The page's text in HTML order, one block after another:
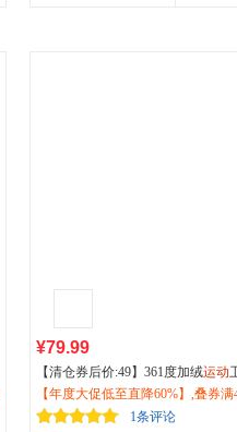
¥79.99
【清仓券后价:49】361度加绒运动
衣女2026春秋季宽松休闲保暖比热
休闲上衣662544805
【年度大促低至直降60%】,叠券满
减150/600减230,立即抢购！
1条评论